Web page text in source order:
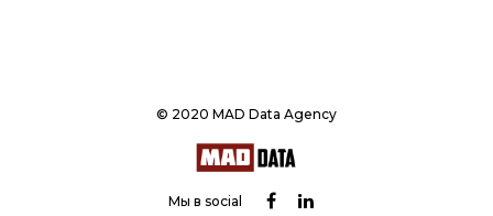
© 2020 MAD Data Agency
Мы в social